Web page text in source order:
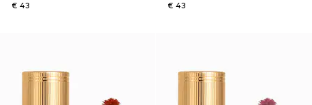
€ 43
€ 43